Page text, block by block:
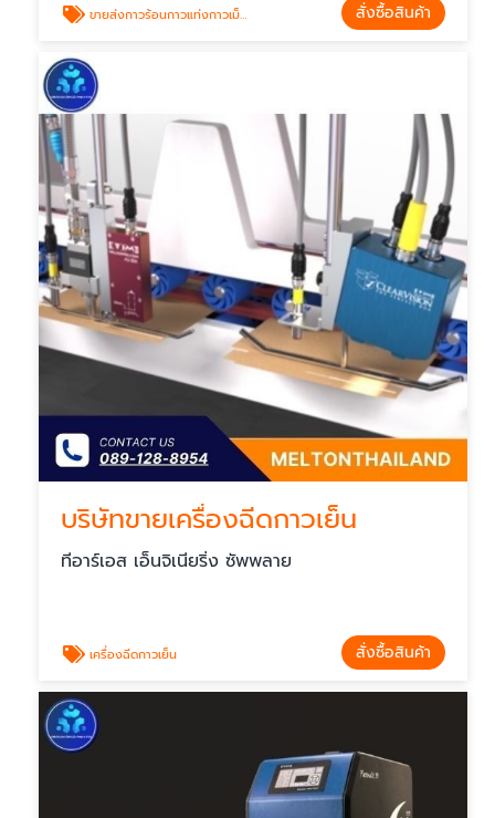
ขายส่งกาวร้อนกาวแท่งกาวเม็ดกาวน้ำ สั่งซื้อสินค้า
บริษัทขายเครื่องฉีดกาวเย็น
ทีอาร์เอส เอ็นจิเนียริ่ง ซัพพลาย
เครื่องฉีดกาวเย็น สั่งซื้อสินค้า